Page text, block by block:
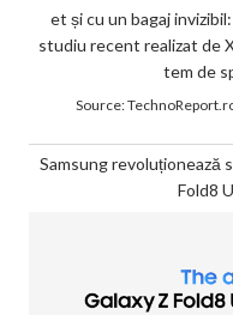
et și cu un bagaj
studiu recent realizat de
tem de
Source:
Samsung revoluționează
Fold8